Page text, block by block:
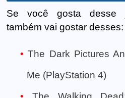
Se você gosta desse
também vai gostar desses:
The Dark Pictures
Me (PlayStation 4)